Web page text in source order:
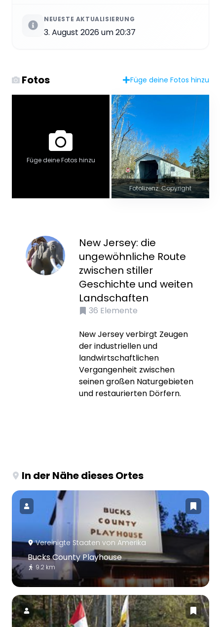
NEUESTE AKTUALISIERUNG
3. August 2026 um 20:37
Fotos Füge deine Fotos hinzu
Füge deine Fotos hinzu
Fotolizenz: Copyright
New Jersey: die
ungewöhnliche Route
zwischen stiller
Geschichte und weiten
Landschaften
36 Elemente
New Jersey verbirgt Zeugen
der industriellen und
landwirtschaftlichen
Vergangenheit zwischen
seinen großen Naturgebieten
und restaurierten Dörfern.
In der Nähe dieses Ortes
Vereinigte Staaten von Amerika
Bucks County Playhouse
9.2 km